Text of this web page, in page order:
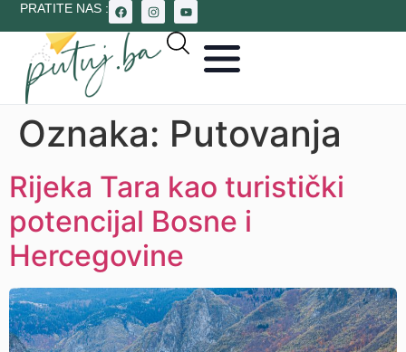
PRATITE NAS :
Oznaka: Putovanja
Rijeka Tara kao turistički
potencijal Bosne i
Hercegovine